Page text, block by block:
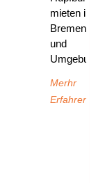
mieten in
Bremen
und
Umgebung
Merhr
Erfahren